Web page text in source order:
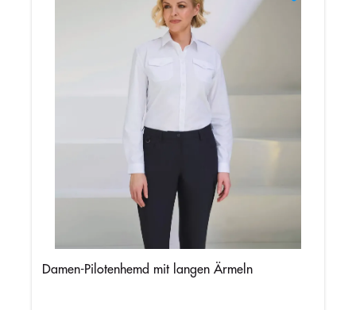
Damen-Pilotenhemd mit langen Ärmeln